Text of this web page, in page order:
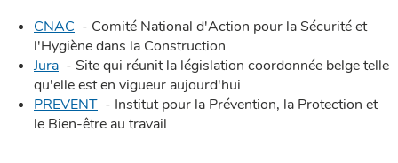
CNAC - Comité National d'Action pour la Sécurité et
l'Hygiène dans la Construction
Jura - Site qui réunit la législation coordonnée belge telle
qu'elle est en vigueur aujourd'hui
PREVENT - Institut pour la Prévention, la Protection et
le Bien-être au travail